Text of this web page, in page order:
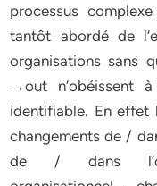
processus
tantôt abordé de
organisations sans
→out n‘obéissent
identifiable. En effet
changements de /
de / dans